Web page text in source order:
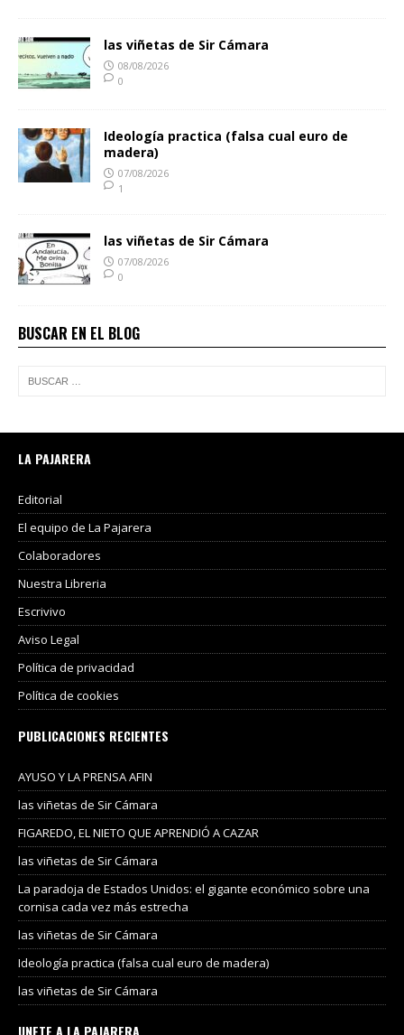
las viñetas de Sir Cámara
08/08/2026
0
Ideología practica (falsa cual euro de
madera)
07/08/2026
1
las viñetas de Sir Cámara
07/08/2026
0
BUSCAR EN EL BLOG
LA PAJARERA
Editorial
El equipo de La Pajarera
Colaboradores
Nuestra Libreria
Escrivivo
Aviso Legal
Política de privacidad
Política de cookies
PUBLICACIONES RECIENTES
AYUSO Y LA PRENSA AFIN
las viñetas de Sir Cámara
FIGAREDO, EL NIETO QUE APRENDIÓ A CAZAR
las viñetas de Sir Cámara
La paradoja de Estados Unidos: el gigante económico sobre una
cornisa cada vez más estrecha
las viñetas de Sir Cámara
Ideología practica (falsa cual euro de madera)
las viñetas de Sir Cámara
UNETE A LA PAJARERA